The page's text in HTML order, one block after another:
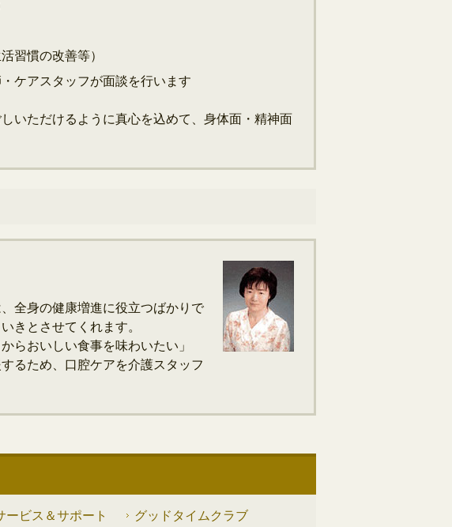
習慣の改善等）
ケアスタッフが面談を行います
いただけるように真心を込めて、身体面・精神面
全身の健康増進に役立つばかりで
きとさせてくれます。
らおいしい食事を味わいたい」
るため、口腔ケアを介護スタッフ
ービス＆サポート
グッドタイムクラブ